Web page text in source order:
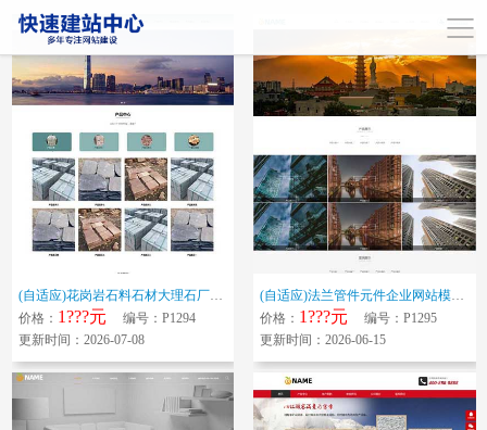
(自适应)花岗岩石料石材大理石厂家企业网站模板 石板建材供应商标准网站源...
价格： 1???元 编号：P1294
更新时间：2026-07-08
(自适应)法兰管件元件企业网站模板 管件弯头三通异径管网站源码下载
价格： 1???元 编号：P1295
更新时间：2026-06-15